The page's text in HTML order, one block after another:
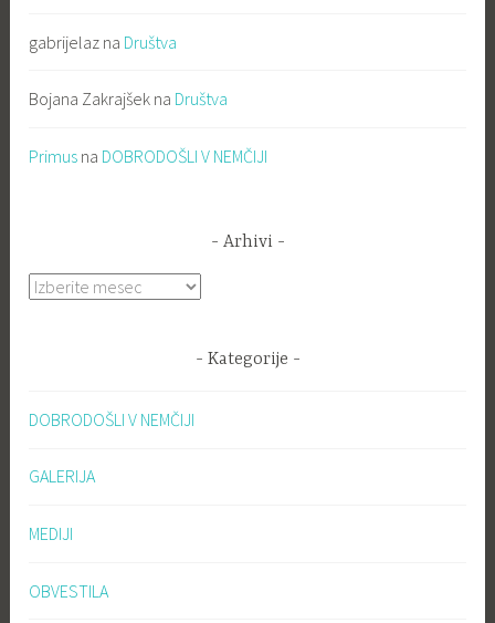
gabrijelaz na Društva
Bojana Zakrajšek na Društva
Primus na DOBRODOŠLI V NEMČIJI
Arhivi
Arhivi
Kategorije
DOBRODOŠLI V NEMČIJI
GALERIJA
MEDIJI
OBVESTILA